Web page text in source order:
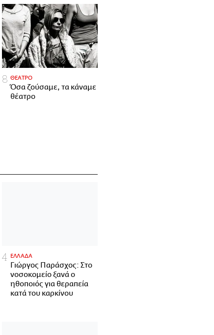
ΘΕΑΤΡΟ
Όσα ζούσαμε, τα κάναμε
θέατρο
ΕΛΛΑΔΑ
Γιώργος Παράσχος: Στο
νοσοκομείο ξανά ο
ηθοποιός για θεραπεία
κατά του καρκίνου